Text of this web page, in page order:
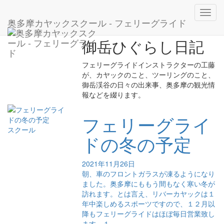
奥多摩カヤックスクール - フェリーグライド
御岳ひぐらし日記
フェリーグライドインストラクターの工藤
が、カヤックのこと、ツーリングのこと、
御岳渓谷の日々の出来事、奥多摩の観光情
報などを綴ります。
スクール フェリーグライ
ドの冬の予定
2021年11月26日
朝、車のフロントガラスが凍るようになり
ました。奥多摩にももう間もなく寒い冬が
訪れます。とは言え、リバーカヤックは１
年中楽しめるスポーツですので、１２月以
降もフェリーグライドはほぼ毎日営業致し